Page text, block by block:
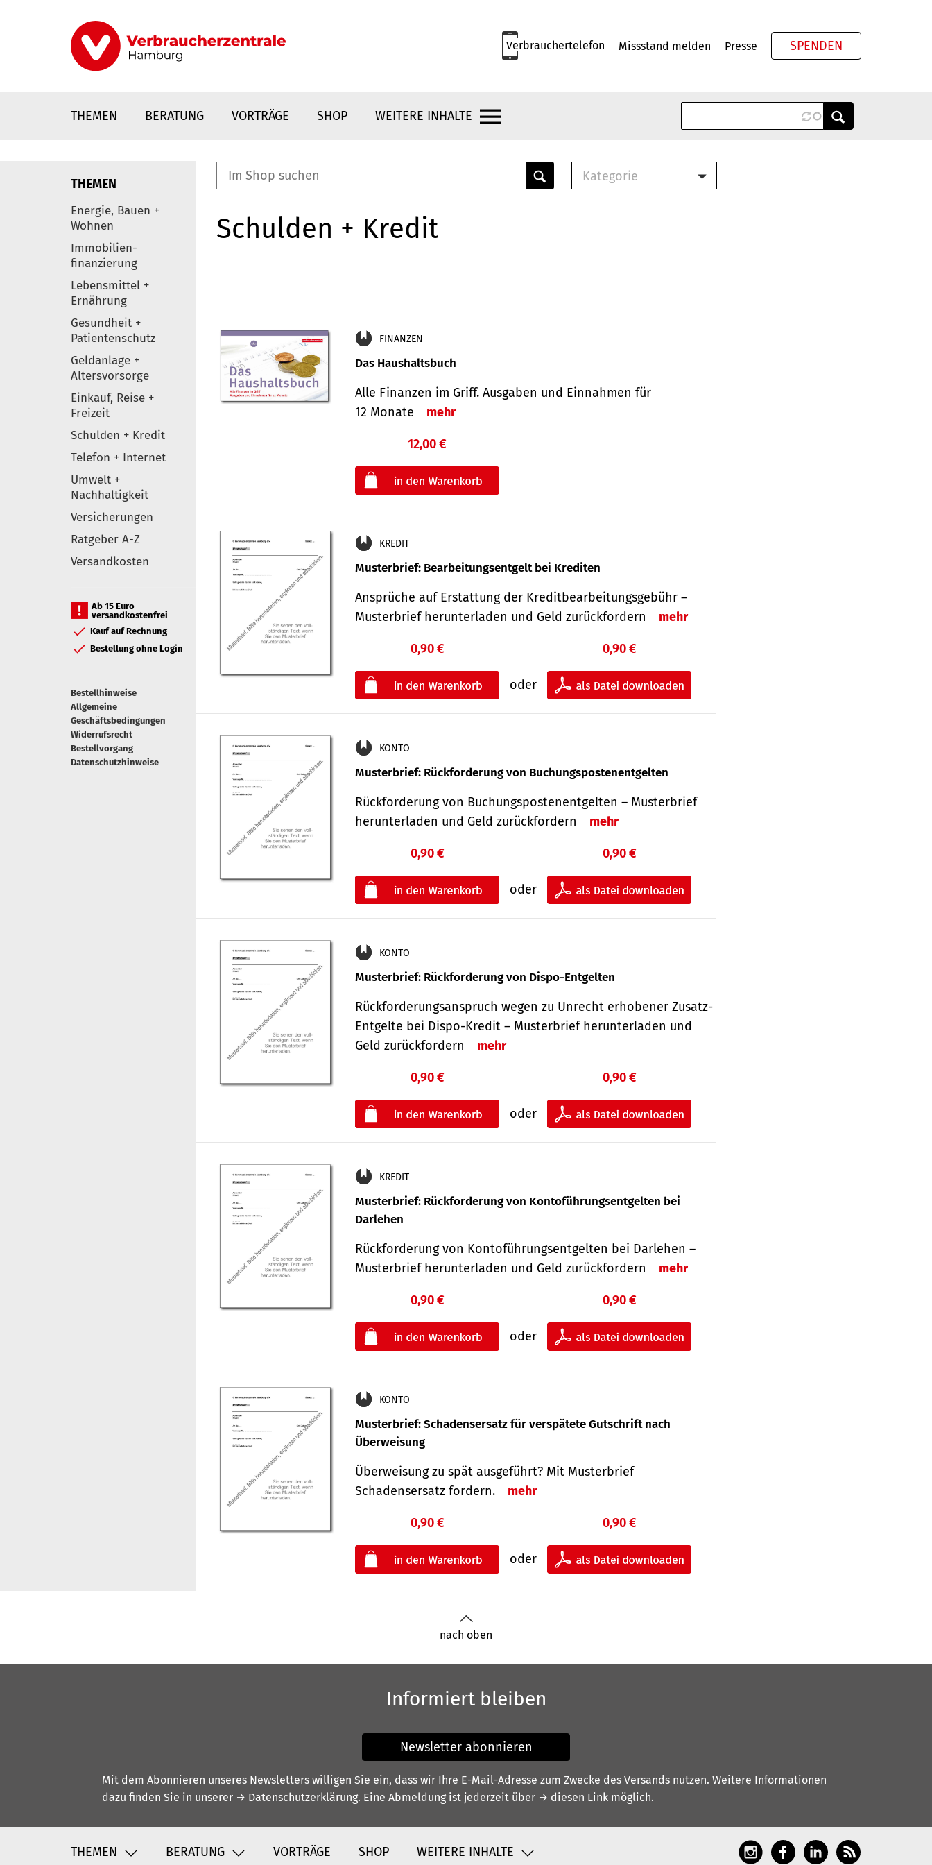
Verbrauchertelefon Missstand melden Presse SPENDEN
THEMEN BERATUNG VORTRÄGE SHOP WEITERE INHALTE
Elemente
THEMEN
Energie, Bauen +
Wohnen
Immobilien-
finanzierung
Lebensmittel +
Ernährung
Gesundheit +
Patientenschutz
Geldanlage +
Altersvorsorge
Einkauf, Reise +
Freizeit
Schulden + Kredit
Telefon + Internet
Umwelt +
Nachhaltigkeit
Versicherungen
Ratgeber A-Z
Versandkosten
Ab 15 Euro
versandkostenfrei
Kauf auf Rechnung
Bestellung ohne Login
Bestellhinweise
Allgemeine
Geschäftsbedingungen
Widerrufsrecht
Bestellvorgang
Datenschutzhinweise
Kategorie
Schulden + Kredit
FINANZEN
Das Haushaltsbuch
Alle Finanzen im Griff. Aus­gaben und Ein­nahmen für
12 Monate
mehr
12,00 €
KREDIT
Musterbrief: Bearbeitungsentgelt bei Krediten
Ansprüche auf Erstattung der Kreditbearbeitungsgebühr –
Musterbrief herunterladen und Geld zurückfordern
mehr
0,90 €
oder
0,90 €
KONTO
Musterbrief: Rückforderung von Buchungspostenentgelten
Rückforderung von Buchungspostenentgelten – Musterbrief
herunterladen und Geld zurückfordern
mehr
0,90 €
oder
0,90 €
KONTO
Musterbrief: Rückforderung von Dispo-Entgelten
Rückforderungsanspruch wegen zu Unrecht erhobener Zusatz-
Entgelte bei Dispo-Kredit – Musterbrief herunterladen und
Geld zurückfordern
mehr
0,90 €
oder
0,90 €
KREDIT
Musterbrief: Rückforderung von Kontoführungsentgelten bei
Darlehen
Rückforderung von Kontoführungsentgelten bei Darlehen –
Musterbrief herunterladen und Geld zurückfordern
mehr
0,90 €
oder
0,90 €
KONTO
Musterbrief: Schadensersatz für verspätete Gutschrift nach
Überweisung
Überweisung zu spät ausgeführt? Mit Musterbrief
Schadensersatz fordern.
mehr
0,90 €
oder
0,90 €
nach oben
Informiert bleiben
Newsletter abonnieren
Mit dem Abonnieren unseres Newsletters willigen Sie ein, dass wir Ihre E-Mail-Adresse zum Zwecke des Versands nutzen. Weitere Informationen
dazu finden Sie in unserer → Datenschutzerklärung. Eine Abmeldung ist jederzeit über → diesen Link möglich.
THEMEN BERATUNG VORTRÄGE SHOP WEITERE INHALTE